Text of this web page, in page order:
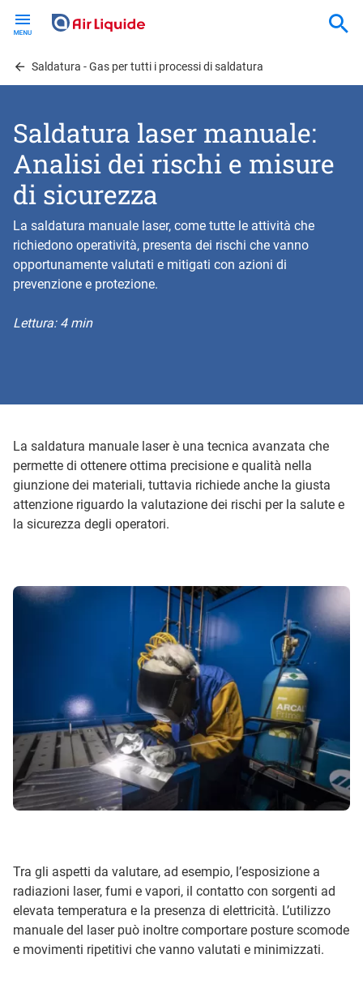
contentSaldatura - Gas per tutti i processi di saldatura
Saldatura laser manuale:
Analisi dei rischi e misure
di sicurezza
La saldatura manuale laser, come tutte le attività che
richiedono operatività, presenta dei rischi che vanno
opportunamente valutati e mitigati con azioni di
prevenzione e protezione.
Lettura: 4 min
La saldatura manuale laser è una tecnica avanzata che
permette di ottenere ottima precisione e qualità nella
giunzione dei materiali, tuttavia richiede anche la giusta
attenzione riguardo la valutazione dei rischi per la salute e
la sicurezza degli operatori.
Tra gli aspetti da valutare, ad esempio, l’esposizione a
radiazioni laser, fumi e vapori, il contatto con sorgenti ad
elevata temperatura e la presenza di elettricità. L’utilizzo
manuale del laser può inoltre comportare posture scomode
e movimenti ripetitivi che vanno valutati e minimizzati.